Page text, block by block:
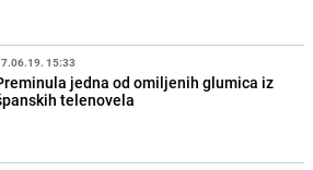
15:33
jedna od omiljenih glumica iz
telenovela